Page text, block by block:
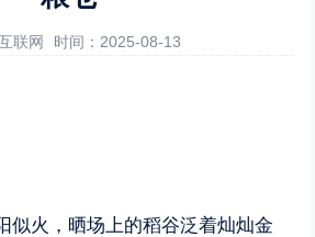
联网 时间：2025-08-13
似火，晒场上的稻谷泛着灿灿金